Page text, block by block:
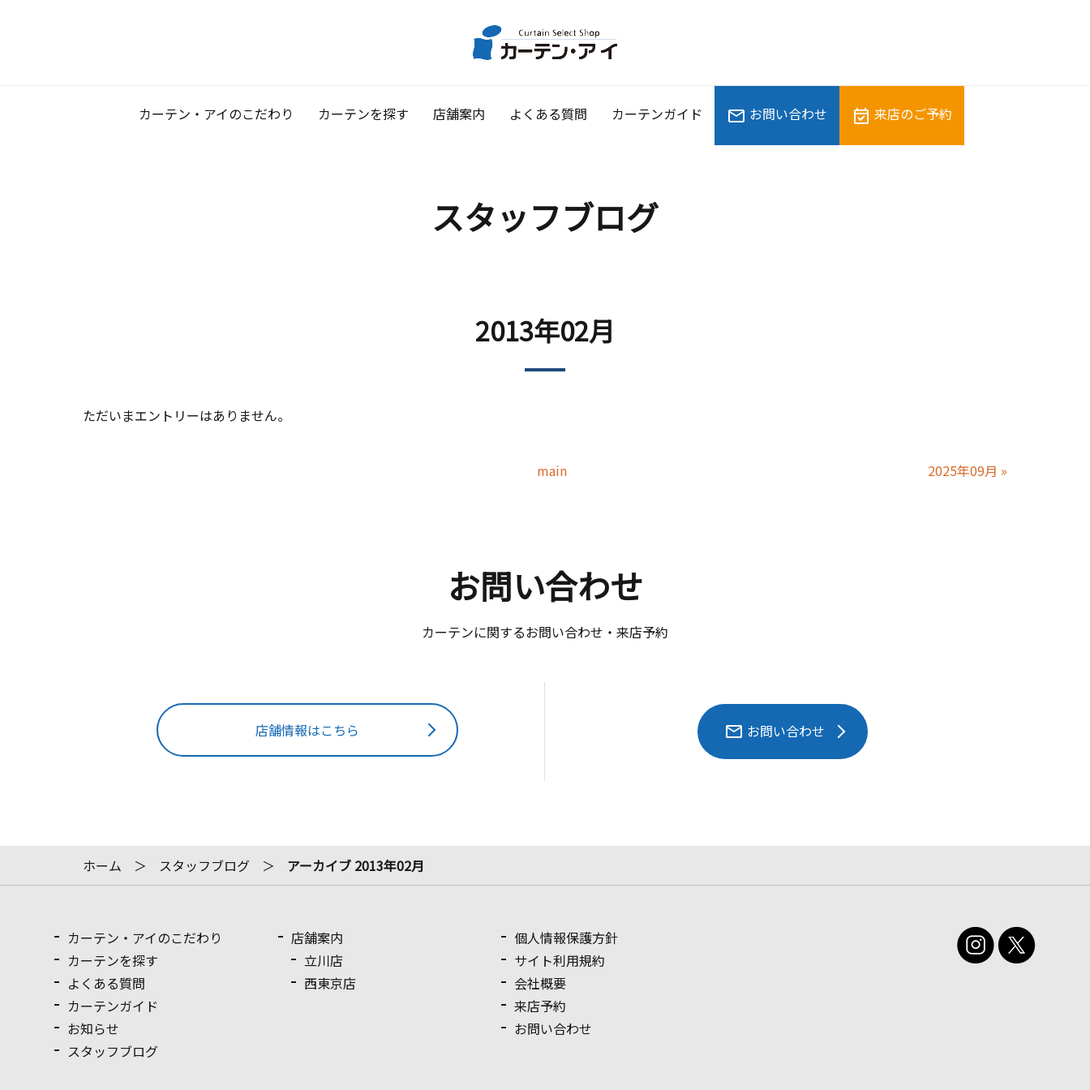
カーテン・アイのこだわり カーテンを探す 店舗案内 よくある質問 カーテンガイド お問い合わせ 来店のご予約
スタッフブログ
2013年02月
ただいまエントリーはありません。
main 2025年09月 »
お問い合わせ
カーテンに関するお問い合わせ・来店予約
店舗情報はこちら お問い合わせ
ホーム スタッフブログ アーカイブ 2013年02月
カーテン・アイのこだわり
カーテンを探す
よくある質問
カーテンガイド
お知らせ
スタッフブログ
店舗案内
立川店
西東京店
個人情報保護方針
サイト利用規約
会社概要
来店予約
お問い合わせ